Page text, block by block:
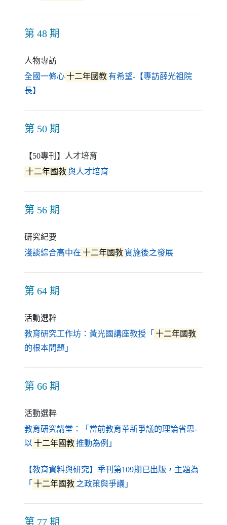
第 48 期
人物專訪
全國一條心十二年國教 有希望-【專訪薛光祖院
長】
第 50 期
【50專刊】人才培育
十二年國教與人才培育
第 56 期
研究紀要
淺談綜合高中在 十二年國教實施後之發展（另開新視窗
第 64 期
活動選粹
教育研究工作坊：黃光國講座教授「 十二年國教
的根本問題」
第 66 期
活動選粹
教育研究講堂：「當前教育革新爭議的理論省思-
以 十二年國教推動為例」
【教育資料與研究】季刊第109期已出版，主題為
「 十二年國教 之政策與爭議」
第 77 期